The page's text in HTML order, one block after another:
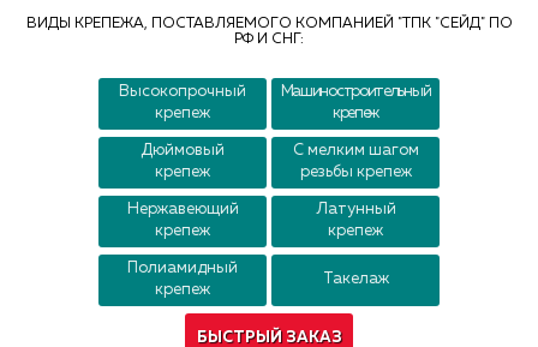
ВИДЫ КРЕПЕЖА, ПОСТАВЛЯЕМОГО КОМПАНИЕЙ "ТПК "СЕЙД" ПО
РФ И СНГ:
Высокопрочный
крепеж
Машиностроительный
крепеж
Дюймовый
крепеж
С мелким шагом
резьбы крепеж
Нержавеющий
крепеж
Латунный
крепеж
Полиамидный
крепеж
Такелаж
БЫСТРЫЙ ЗАКАЗ
Контакты